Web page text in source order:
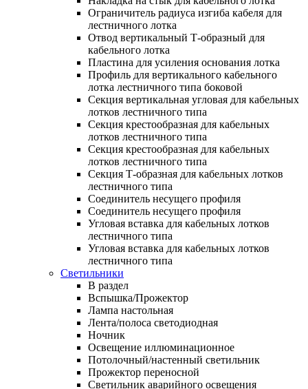
Ограничитель радиуса изгиба кабеля для
лестничного лотка
Отвод вертикальный Т-образный для
кабельного лотка
Пластина для усиления основания лотка
Профиль для вертикального кабельного
лотка лестничного типа боковой
Секция вертикальная угловая для кабельных
лотков лестничного типа
Секция крестообразная для кабельных
лотков лестничного типа
Секция крестообразная для кабельных
лотков лестничного типа
Секция Т-образная для кабельных лотков
лестничного типа
Соединитель несущего профиля
Соединитель несущего профиля
Угловая вставка для кабельных лотков
лестничного типа
Угловая вставка для кабельных лотков
лестничного типа
Светильники
В раздел
Вспышка/Прожектор
Лампа настольная
Лента/полоса светодиодная
Ночник
Освещение иллюминационное
Потолочный/настенный светильник
Прожектор переносной
Светильник аварийного освещения